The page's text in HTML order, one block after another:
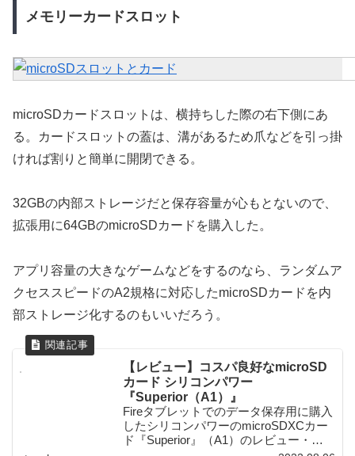
メモリーカードスロット
microSDカードスロットは、横持ちした際の右下側にあ
る。カードスロットの蓋は、溝があるため爪などを引っ掛
ければ割りと簡単に開閉できる。
32GBの内部ストレージだと保存容量が心もとないので、
拡張用に64GBのmicroSDカードを購入した。
アプリ容量の大きなゲームなどをするのなら、ランダムア
クセススピードのA2規格に対応したmicroSDカードを内
部ストレージ化するのもいいだろう。
【レビュー】コスパ良好なmicroSD
カード シリコンパワー
『Superior（A1）』
Fireタブレットでのデータ保存用に購入
したシリコンパワーのmicroSDXCカー
ド『Superior』（A1）のレビュー・備